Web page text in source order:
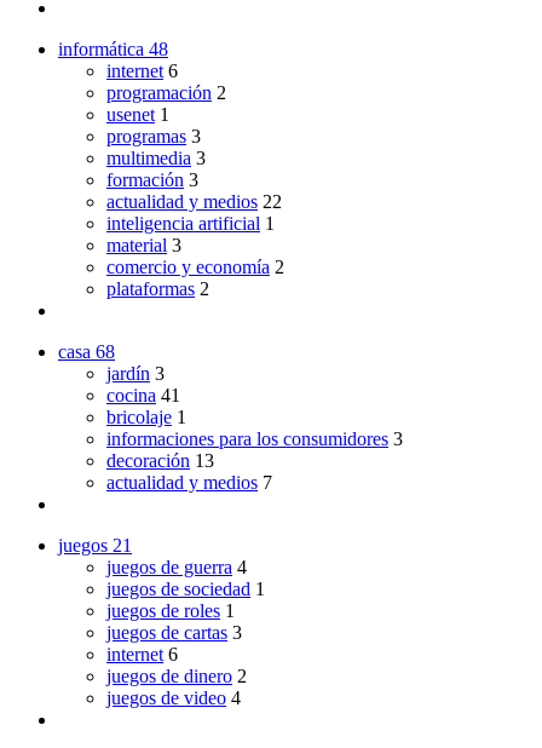
informática 48
internet 6
programación 2
usenet 1
programas 3
multimedia 3
formación 3
actualidad y medios 22
inteligencia artificial 1
material 3
comercio y economía 2
plataformas 2
casa 68
jardín 3
cocina 41
bricolaje 1
informaciones para los consumidores 3
decoración 13
actualidad y medios 7
juegos 21
juegos de guerra 4
juegos de sociedad 1
juegos de roles 1
juegos de cartas 3
internet 6
juegos de dinero 2
juegos de video 4